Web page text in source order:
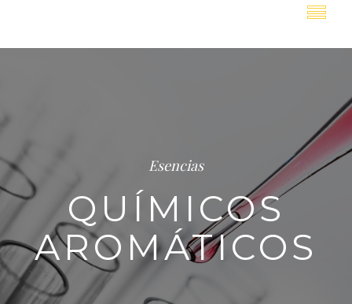
Esencias
QUÍMICOS
AROMÁTICOS